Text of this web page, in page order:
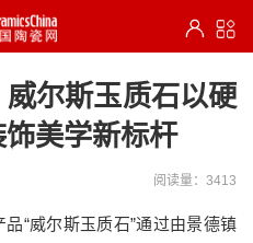
威尔斯玉质石以硬
美学新标杆
阅读量：3413
“威尔斯玉质石”通过由景德镇